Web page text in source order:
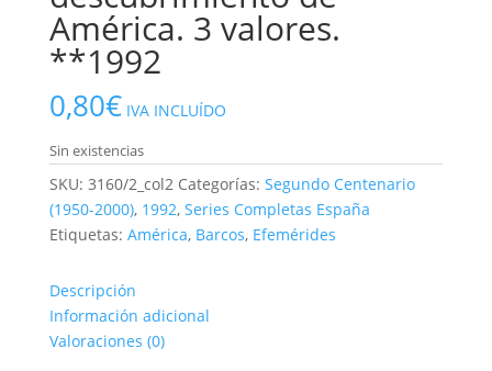
América. 3 valores.
**1992
0,80€ IVA INCLUÍDO
Sin existencias
SKU: 3160/2_col2 Categorías: Segundo Centenario
(1950-2000), 1992, Series Completas España
Etiquetas: América, Barcos, Efemérides
Descripción
Información adicional
Valoraciones (0)